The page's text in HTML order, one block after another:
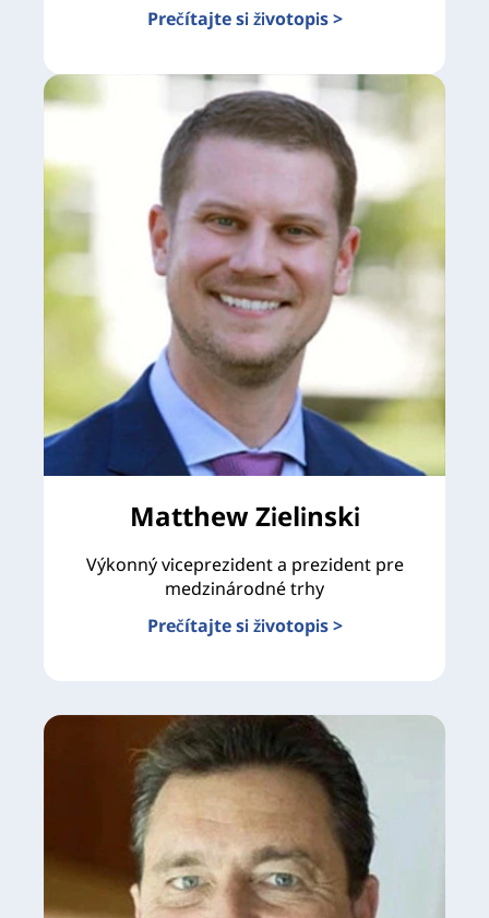
Prečítajte si životopis >
Matthew Zielinski
Výkonný viceprezident a prezident pre
medzinárodné trhy
Prečítajte si životopis >